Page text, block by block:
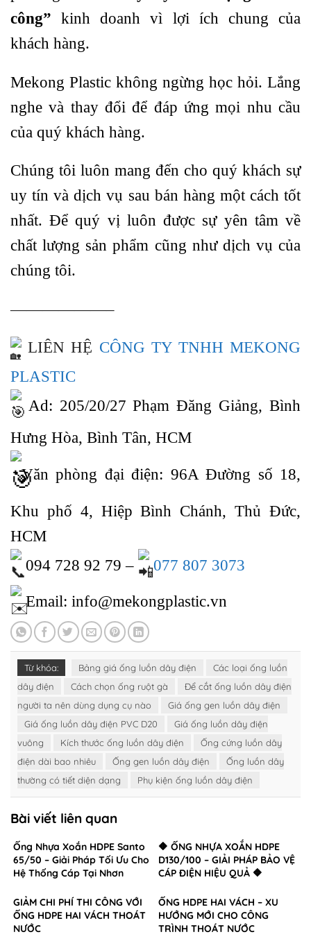
công” kinh doanh vì lợi ích chung của
khách hàng.
Mekong Plastic không ngừng học hỏi. Lắng
nghe và thay đổi để đáp ứng mọi nhu cầu
của quý khách hàng.
Chúng tôi luôn mang đến cho quý khách sự
uy tín và dịch vụ sau bán hàng một cách tốt
nhất. Để quý vị luôn được sự yên tâm về
chất lượng sản phẩm cũng như dịch vụ của
chúng tôi.
——————–
LIÊN HỆ CÔNG TY TNHH MEKONG
PLASTIC
Ad: 205/20/27 Phạm Đăng Giảng, Bình
Hưng Hòa, Bình Tân, HCM
Văn phòng đại điện: 96A Đường số 18,
Khu phố 4, Hiệp Bình Chánh, Thủ Đức,
HCM
094 728 92 79 –
077 807 3073
Email: info@mekongplastic.vn
Từ khóa: Bảng giá ống luồn dây điện
Các loại ống luồn
dây điện
Cách chọn ống ruột gà
Để cắt ống luồn dây điện
người ta nên dùng dụng cụ nào
Giá ống gen luồn dây điện
Giá ống luồn dây điện PVC D20
Giá ống luồn dây điện
vuông
Kích thước ống luồn dây điện
Ống cứng luồn dây
điện dài bao nhiêu
Ống gen luồn dây điện
Ống luồn dây
thường có tiết diện dạng
Phụ kiện ống luồn dây điện
Bài viết liên quan
Ống Nhựa Xoắn HDPE Santo
65/50 – Giải Pháp Tối Ưu Cho
Hệ Thống Cáp Tại Nhơn
🔶 ỐNG NHỰA XOẮN HDPE
D130/100 – GIẢI PHÁP BẢO VỆ
CÁP ĐIỆN HIỆU QUẢ 🔶
GIẢM CHI PHÍ THI CÔNG VỚI
ỐNG HDPE HAI VÁCH THOÁT
NƯỚC
ỐNG HDPE HAI VÁCH – XU
HƯỚNG MỚI CHO CÔNG
TRÌNH THOÁT NƯỚC